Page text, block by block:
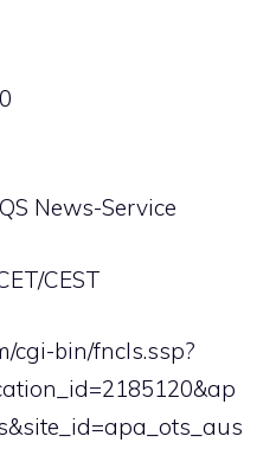
News-Service
CEST
cgi-bin/fncls.ssp?